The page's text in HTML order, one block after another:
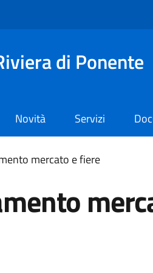
di Ponente
Novità Servizi
mercato e fiere